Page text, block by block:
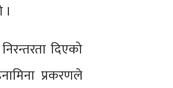
दिएको
प्रकरणले